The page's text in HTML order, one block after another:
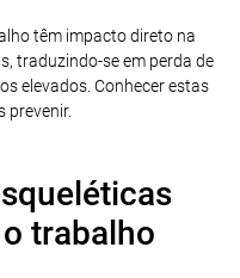
têm impacto direto na
traduzindo-se em perda de
elevados. Conhecer estas
prevenir.
trabalho